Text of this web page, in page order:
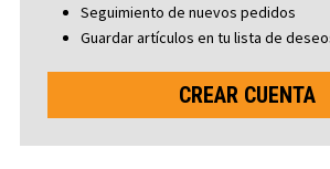
Seguimiento de nuevos pedidos
Guardar artículos en tu lista de
CREAR CUENTA